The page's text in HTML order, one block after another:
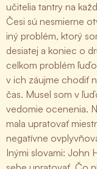
učitelia tantry na
Česi sú nesmierne
iný problém, ktorý
desiatej a koniec o
celkom problém
v ich záujme chodiť
čas. Musel som v
vedomie ocenenia.
mala upratovať
negatívne
Inými slovami: John